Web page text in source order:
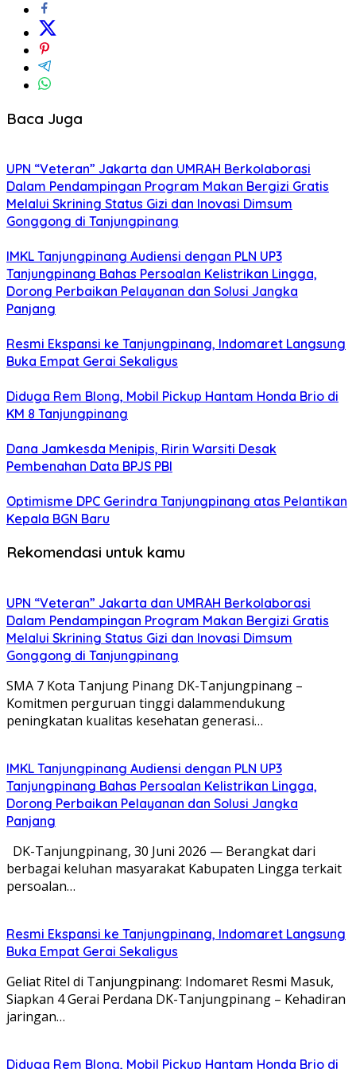
Baca Juga
UPN “Veteran” Jakarta dan UMRAH Berkolaborasi
Dalam Pendampingan Program Makan Bergizi Gratis
Melalui Skrining Status Gizi dan Inovasi Dimsum
Gonggong di Tanjungpinang
IMKL Tanjungpinang Audiensi dengan PLN UP3
Tanjungpinang Bahas Persoalan Kelistrikan Lingga,
Dorong Perbaikan Pelayanan dan Solusi Jangka
Panjang
Resmi Ekspansi ke Tanjungpinang, Indomaret Langsung
Buka Empat Gerai Sekaligus
Diduga Rem Blong, Mobil Pickup Hantam Honda Brio di
KM 8 Tanjungpinang
Dana Jamkesda Menipis, Ririn Warsiti Desak
Pembenahan Data BPJS PBI
Optimisme DPC Gerindra Tanjungpinang atas Pelantikan
Kepala BGN Baru
Rekomendasi untuk kamu
UPN “Veteran” Jakarta dan UMRAH Berkolaborasi
Dalam Pendampingan Program Makan Bergizi Gratis
Melalui Skrining Status Gizi dan Inovasi Dimsum
Gonggong di Tanjungpinang
SMA 7 Kota Tanjung Pinang DK-Tanjungpinang –
Komitmen perguruan tinggi dalammendukung
peningkatan kualitas kesehatan generasi…
IMKL Tanjungpinang Audiensi dengan PLN UP3
Tanjungpinang Bahas Persoalan Kelistrikan Lingga,
Dorong Perbaikan Pelayanan dan Solusi Jangka
Panjang
DK-Tanjungpinang, 30 Juni 2026 — Berangkat dari
berbagai keluhan masyarakat Kabupaten Lingga terkait
persoalan…
Resmi Ekspansi ke Tanjungpinang, Indomaret Langsung
Buka Empat Gerai Sekaligus
Geliat Ritel di Tanjungpinang: Indomaret Resmi Masuk,
Siapkan 4 Gerai Perdana DK-Tanjungpinang – Kehadiran
jaringan…
Diduga Rem Blong, Mobil Pickup Hantam Honda Brio di